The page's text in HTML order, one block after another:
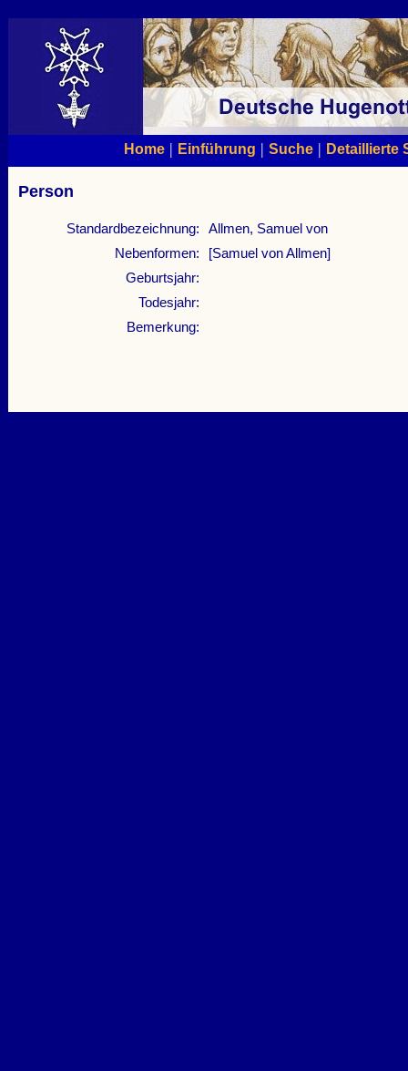
Home| Einführung | Suche| Detaillierte
Person
Standardbezeichnung:
Allmen, Samuel von
Nebenformen:
[Samuel von Allmen]
Geburtsjahr:
Todesjahr:
Bemerkung: